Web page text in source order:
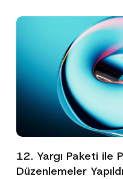
12. Yargı Paketi ile
Düzenlemeler Yapıldı